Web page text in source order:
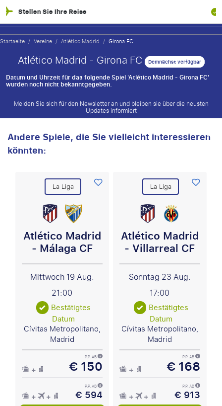
Reise 100%
Startseite / Vereine / Atlético Madrid / Girona FC
Atlético Madrid - Girona FC Demnächst verfügbar
Datum und Uhrzeit für das folgende Spiel 'Atlético Madrid - Girona FC'
wurden noch nicht bekanntgegeben.
Melden Sie sich für den Newsletter an und bleiben sie über die neusten
Updates informiert
Andere Spiele, die Sie vielleicht interessieren
könnten:
La Liga
Atlético Madrid
- Málaga CF
Mittwoch 19 Aug.
21:00
Bestätigtes
Datum
Cívitas Metropolitano,
Madrid
P.P. AB
€ 150
P.P. AB
€ 594
La Liga
Atlético Madrid
- Villarreal CF
Sonntag 23 Aug.
17:00
Bestätigtes
Datum
Cívitas Metropolitano,
Madrid
P.P. AB
€ 168
P.P. AB
€ 913